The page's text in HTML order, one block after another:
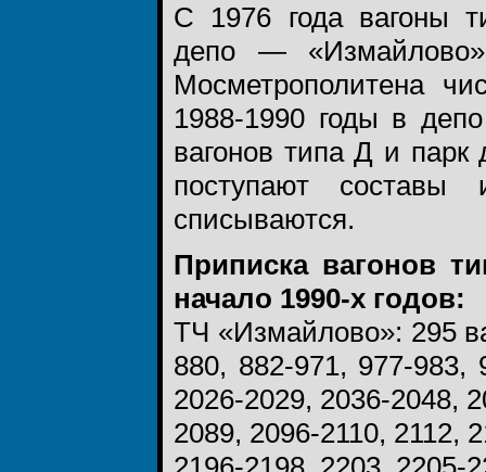
С 1976 года вагоны
депо —
Мосметрополитена
1988-1990 годы в
вагонов типа Д и парк
поступают
списываются.
Приписка вагонов
начало 1990-х годов:
ТЧ «Измайлово»: 295
880, 882-971, 977-983,
2026-2029, 2036-2048,
2089, 2096-2110, 2112,